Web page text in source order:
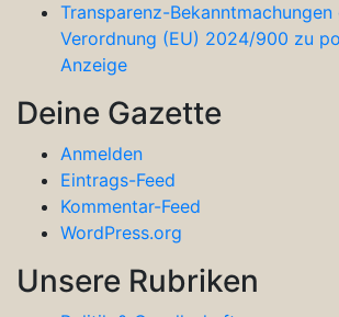
Transparenz-Bekanntmachungen
Verordnung (EU) 2024/900 zu
Anzeige
Deine Gazette
Anmelden
Eintrags-Feed
Kommentar-Feed
WordPress.org
Unsere Rubriken